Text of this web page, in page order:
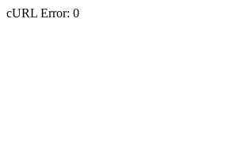
cURL Error: 0